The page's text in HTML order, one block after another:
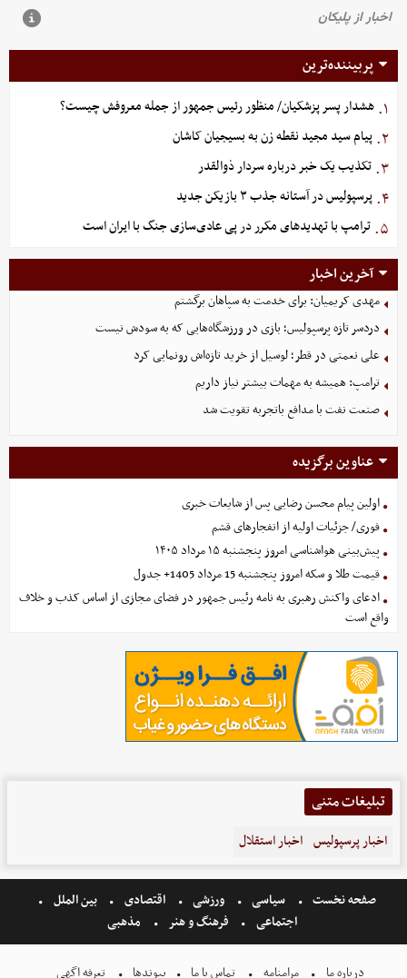
پربیننده‌ترین
۱. هشدار پسر پزشکیان/ منظور رئیس جمهور از جمله معروفش چیست؟
۲. پیام سید مجید نقطه زن به بسیجیان کاشان
۳. تکذیب یک خبر درباره سردار ذوالقدر
۴. پرسپولیس در آستانه جذب ۳ بازیکن جدید
۵. ترامپ با تهدیدهای مکرر در پی عادی‌سازی جنگ با ایران است
آخرین اخبار
مهدی کریمیان: برای خدمت به سپاهان برگشتم
دردسر تازه پرسپولیس؛ بازی در ورزشگاه‌هایی که به سودش نیست
علی نعمتی در قطر؛ لوسیل از خرید تازه‌اش رونمایی کرد
ترامپ: همیشه به مهمات بیشتر نیاز داریم
صنعت نفت با مدافع باتجربه تقویت شد
عناوین برگزیده
اولین پیام محسن رضایی پس از شایعات خبری
فوری/ جزئیات اولیه از انفجارهای قشم
پیش‌بینی هواشناسی امروز پنجشنبه ۱۵ مرداد ۱۴۰۵
قیمت طلا و سکه امروز پنجشنبه 15 مرداد 1405+ جدول
ادعای واکنش رهبری به نامه رئیس جمهور در فضای مجازی از اساس کذب و خلاف
واقع است
تبلیغات متنی
اخبار پرسپولیس اخبار استقلال
صفحه نخست سیاسی ورزشی اقتصادی
بین الملل
اجتماعی
فرهنگ و هنر مذهبی
درباره ما مرامنامه تماس با ما پیوندها تعرفه اگهی